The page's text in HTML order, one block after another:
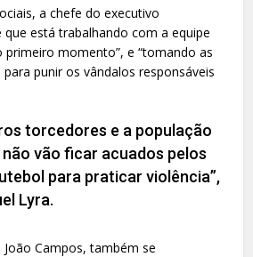
a chefe do executivo
que está trabalhando com a equipe
primeiro momento”, e “tomando as
punir os vândalos responsáveis
torcedores e a população
vão ficar acuados pelos
para praticar violência”,
Lyra.
Campos, também se